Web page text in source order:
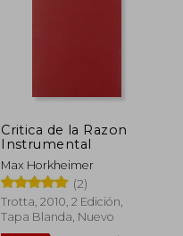
Critica de la Razon
Instrumental
Max Horkheimer
(2)
Trotta, 2010, 2 Edición,
Tapa Blanda, Nuevo